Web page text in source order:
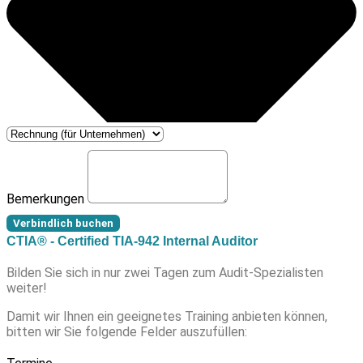
Bemerkungen
Verbindlich buchen
CTIA® - Certified TIA-942 Internal Auditor
Bilden Sie sich in nur zwei Tagen zum Audit-Spezialisten
weiter!
Damit wir Ihnen ein geeignetes Training anbieten können,
bitten wir Sie folgende Felder auszufüllen: